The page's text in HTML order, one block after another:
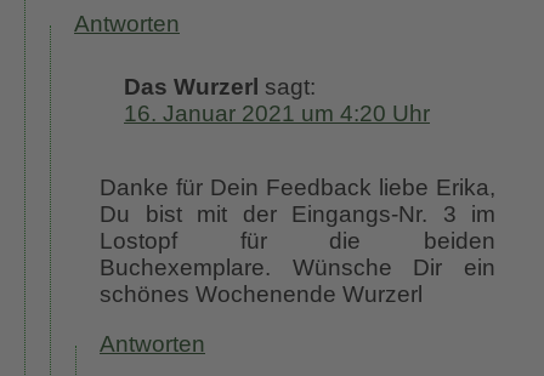
Antworten
Das Wurzerl sagt:
16. Januar 2021 um 4:20 Uhr
Danke für Dein Feedback liebe Erika,
Du bist mit der Eingangs-Nr. 3 im
Lostopf für die beiden
Buchexemplare. Wünsche Dir ein
schönes Wochenende Wurzerl
Antworten